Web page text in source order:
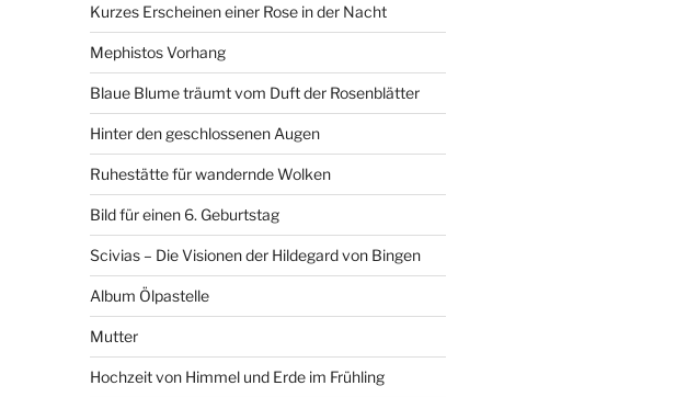
Kurzes Erscheinen einer Rose in der Nacht
Mephistos Vorhang
Blaue Blume träumt vom Duft der Rosenblätter
Hinter den geschlossenen Augen
Ruhestätte für wandernde Wolken
Bild für einen 6. Geburtstag
Scivias – Die Visionen der Hildegard von Bingen
Album Ölpastelle
Mutter
Hochzeit von Himmel und Erde im Frühling